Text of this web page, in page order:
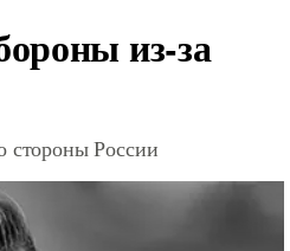
из-за
стороны России